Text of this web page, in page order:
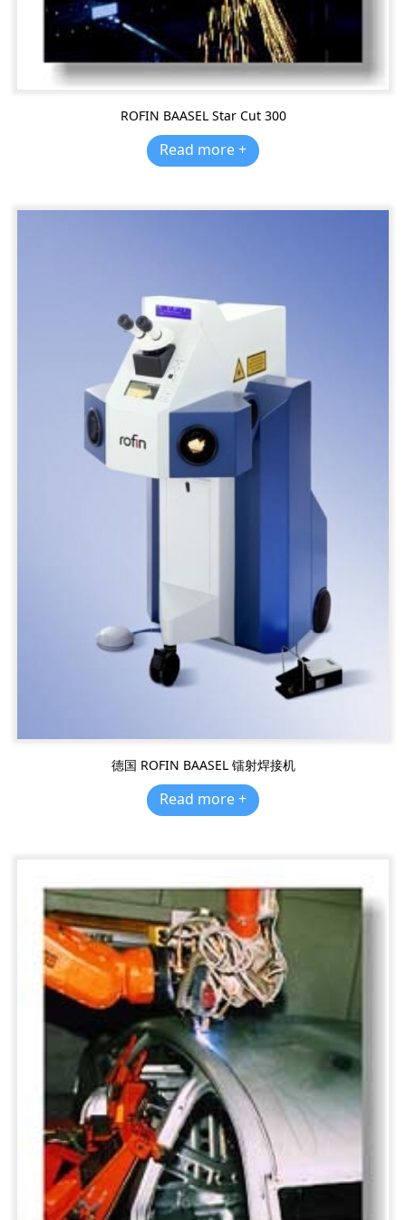
ROFIN BAASEL Star Cut 300
Read more +
德国 ROFIN BAASEL 镭射焊接机
Read more +